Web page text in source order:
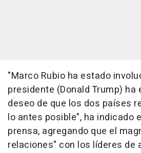
"Marco Rubio ha estado
presidente (Donald Trump) ha
deseo de que los dos países
lo antes posible", ha indicado
prensa, agregando que el
relaciones" con los líderes de